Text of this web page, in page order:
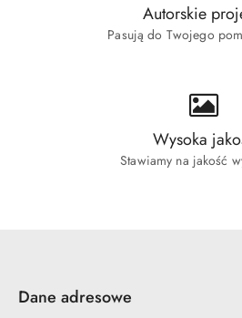
Autorskie
Pasują do Twojego
Wysoka
Stawiamy na jakość
Dane adresowe